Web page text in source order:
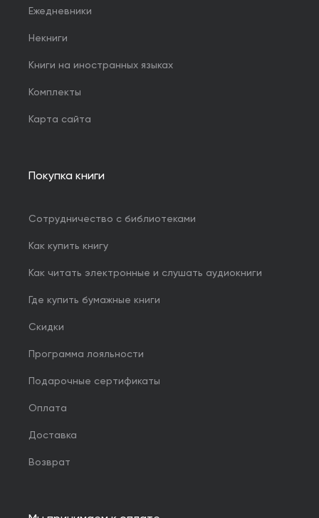
Ежедневники
Некниги
Книги на иностранных языках
Комплекты
Карта сайта
Покупка книги
Сотрудничество с библиотеками
Как купить книгу
Как читать электронные и слушать аудиокниги
Где купить бумажные книги
Скидки
Программа лояльности
Подарочные сертификаты
Оплата
Доставка
Возврат